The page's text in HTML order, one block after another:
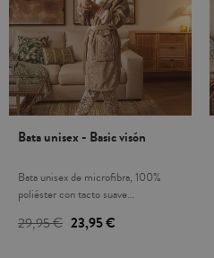
Bata unisex - Basic visón
Bata unisex de microfibra, 100%
poliéster con tacto suave
épocas de frío. Cómoda bata de
29,95 € 23,95 €